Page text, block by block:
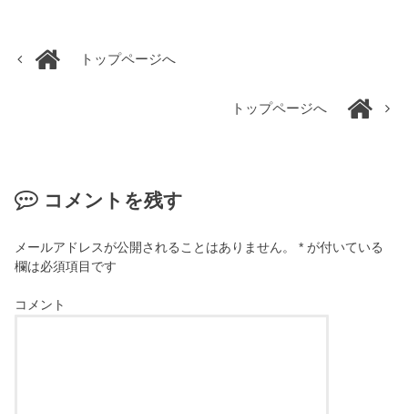
トップページへ
トップページへ
コメントを残す
メールアドレスが公開されることはありません。 * が付いている
欄は必須項目です
コメント